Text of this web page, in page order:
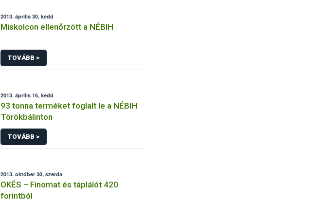
2013. április 30, kedd
Miskolcon ellenőrzött a NÉBIH
TOVÁBB >
2013. április 16, kedd
93 tonna terméket foglalt le a NÉBIH
Törökbálinton
TOVÁBB >
2013. október 30, szerda
OKÉS – Finomat és táplálót 420
forintból